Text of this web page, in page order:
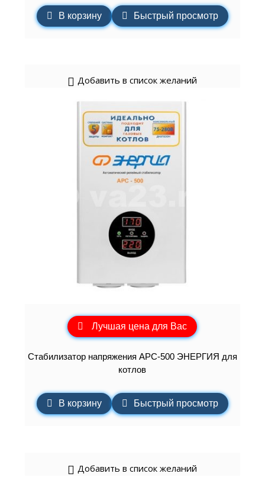
В корзину Быстрый просмотр
Добавить в список желаний
Лучшая цена для Вас
Cтабилизатор напряжения АРС-500 ЭНЕРГИЯ для
котлов
В корзину Быстрый просмотр
Добавить в список желаний